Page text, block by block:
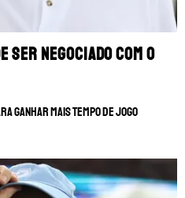
ser negociado com o
ganhar mais tempo de jogo